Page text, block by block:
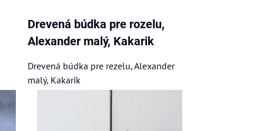
Drevená búdka pre rozelu,
Alexander malý, Kakarik
Drevená búdka pre rezelu, Alexander
malý, Kakarik